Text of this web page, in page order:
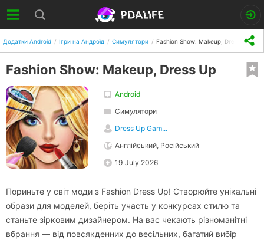
Додатки Android Ігри на Андроїд Симулятори Fashion Show: Makeup, Dress Up
Fashion Show: Makeup, Dress Up
Android
Симулятори
Dress Up Gam...
Англійський, Російський
19 July 2026
Пориньте у світ моди з Fashion Dress Up! Створюйте унікальні
образи для моделей, беріть участь у конкурсах стилю та
станьте зірковим дизайнером. На вас чекають різноманітні
вбрання — від повсякденних до весільних, багатий вибір